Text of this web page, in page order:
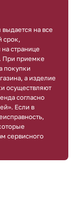
на все
срок,
странице
При приемке
покупки
а изделие
осуществляют
согласно
Если в
сервисного